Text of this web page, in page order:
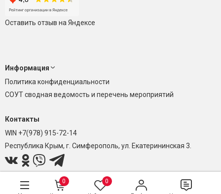
Оставить отзыв на Яндексе
Информация
Политика конфиденциальности
СОУТ сводная ведомость и перечень мероприятий
Контакты
WIN +7(978) 915-72-14
Республика Крым, г. Симферополь, ул. Екатерининская 3.
0 0